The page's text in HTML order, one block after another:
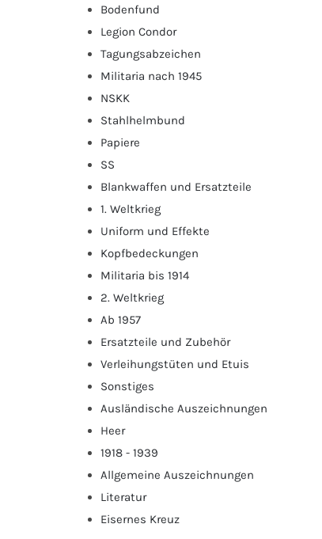
Bodenfund
Legion Condor
Tagungsabzeichen
Militaria nach 1945
NSKK
Stahlhelmbund
Papiere
SS
Blankwaffen und Ersatzteile
1. Weltkrieg
Uniform und Effekte
Kopfbedeckungen
Militaria bis 1914
2. Weltkrieg
Ab 1957
Ersatzteile und Zubehör
Verleihungstüten und Etuis
Sonstiges
Ausländische Auszeichnungen
Heer
1918 - 1939
Allgemeine Auszeichnungen
Literatur
Eisernes Kreuz